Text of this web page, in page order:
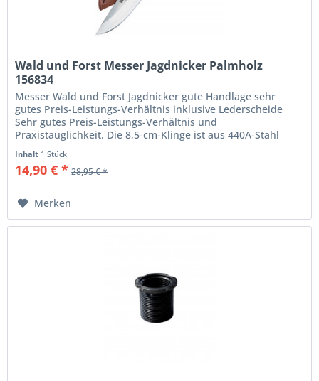
Wald und Forst Messer Jagdnicker Palmholz
156834
Messer Wald und Forst Jagdnicker gute Handlage sehr
gutes Preis-Leistungs-Verhältnis inklusive Lederscheide
Sehr gutes Preis-Leistungs-Verhältnis und
Praxistauglichkeit. Die 8,5-cm-Klinge ist aus 440A-Stahl
Inhalt 1 Stück
14,90 € * 28,95 € *
Merken